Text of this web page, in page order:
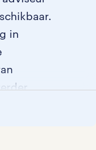
in